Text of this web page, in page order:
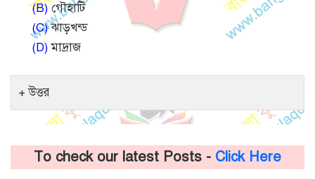
(B) গৌহাটি
(C)ঝাড়খন্ড
(D)মাদ্রাজ
উত্তর
To check our latest Posts - Click Here